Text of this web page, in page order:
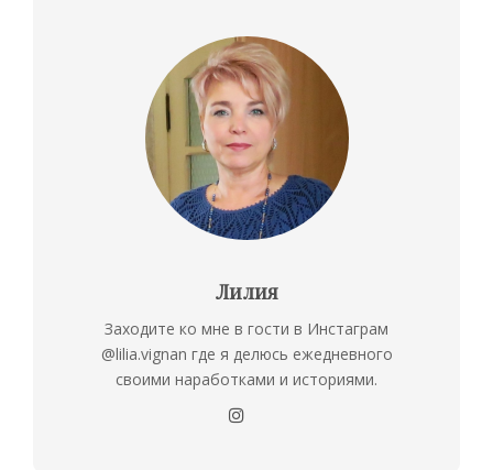
Лилия
Заходите ко мне в гости в Инстаграм
@lilia.vignan где я делюсь ежедневного
своими наработками и историями.